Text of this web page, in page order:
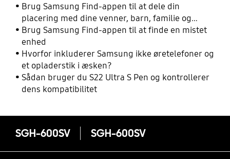
Brug Samsung Find-appen til at dele din
placering med dine venner, barn, familie og
andre kontakter
Brug Samsung Find-appen til at finde en mistet
enhed
Hvorfor inkluderer Samsung ikke øretelefoner og
et opladerstik i æsken?
Sådan bruger du S22 Ultra S Pen og kontrollerer
dens kompatibilitet
SGH-600SV SGH-600SV